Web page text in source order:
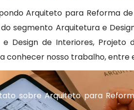
Arquiteto para Reforma
segmento Arquitetura e
Design de Interiores,
conhecer nosso trabalho,
sobre Arquiteto para